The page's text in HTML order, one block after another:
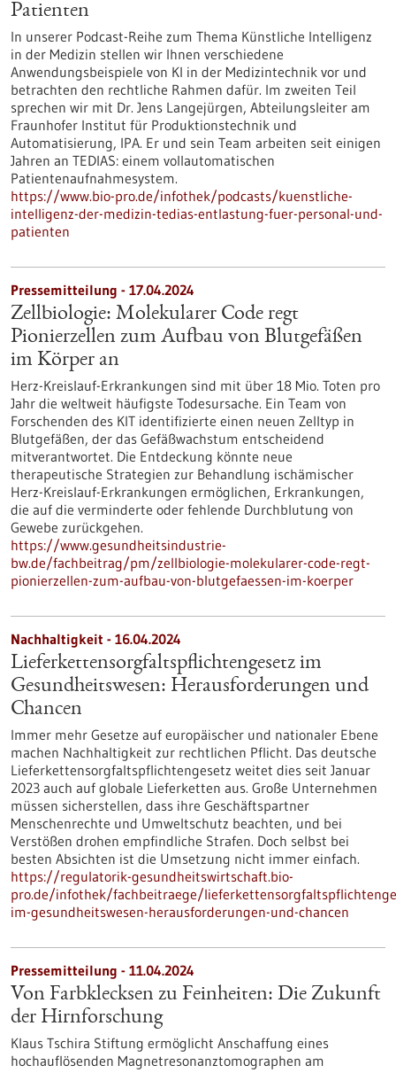
Patienten
In unserer Podcast-Reihe zum Thema Künstliche Intelligenz
in der Medizin stellen wir Ihnen verschiedene
Anwendungsbeispiele von KI in der Medizintechnik vor und
betrachten den rechtliche Rahmen dafür. Im zweiten Teil
sprechen wir mit Dr. Jens Langejürgen, Abteilungsleiter am
Fraunhofer Institut für Produktionstechnik und
Automatisierung, IPA. Er und sein Team arbeiten seit einigen
Jahren an TEDIAS: einem vollautomatischen
Patientenaufnahmesystem.
https://www.bio-pro.de/infothek/podcasts/kuenstliche-
intelligenz-der-medizin-tedias-entlastung-fuer-personal-und-
patienten
Pressemitteilung - 17.04.2024
Zellbiologie: Molekularer Code regt
Pionierzellen zum Aufbau von Blutgefäßen
im Körper an
Herz-Kreislauf-Erkrankungen sind mit über 18 Mio. Toten pro
Jahr die weltweit häufigste Todesursache. Ein Team von
Forschenden des KIT identifizierte einen neuen Zelltyp in
Blutgefäßen, der das Gefäßwachstum entscheidend
mitverantwortet. Die Entdeckung könnte neue
therapeutische Strategien zur Behandlung ischämischer
Herz-Kreislauf-Erkrankungen ermöglichen, Erkrankungen,
die auf die verminderte oder fehlende Durchblutung von
Gewebe zurückgehen.
https://www.gesundheitsindustrie-
bw.de/fachbeitrag/pm/zellbiologie-molekularer-code-regt-
pionierzellen-zum-aufbau-von-blutgefaessen-im-koerper
Nachhaltigkeit - 16.04.2024
Lieferkettensorgfaltspflichtengesetz im
Gesundheitswesen: Herausforderungen und
Chancen
Immer mehr Gesetze auf europäischer und nationaler Ebene
machen Nachhaltigkeit zur rechtlichen Pflicht. Das deutsche
Lieferkettensorgfaltspflichtengesetz weitet dies seit Januar
2023 auch auf globale Lieferketten aus. Große Unternehmen
müssen sicherstellen, dass ihre Geschäftspartner
Menschenrechte und Umweltschutz beachten, und bei
Verstößen drohen empfindliche Strafen. Doch selbst bei
besten Absichten ist die Umsetzung nicht immer einfach.
https://regulatorik-gesundheitswirtschaft.bio-
pro.de/infothek/fachbeitraege/
im-gesundheitswesen-herausforderungen-und-chancen
Pressemitteilung - 11.04.2024
Von Farbklecksen zu Feinheiten: Die Zukunft
der Hirnforschung
Klaus Tschira Stiftung ermöglicht Anschaffung eines
hochauflösenden Magnetresonanztomographen am